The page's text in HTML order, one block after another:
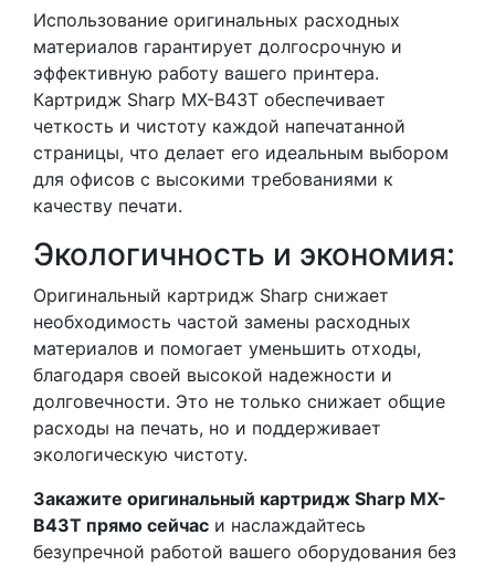
Использование оригинальных расходных
материалов гарантирует долгосрочную и
эффективную работу вашего принтера.
Картридж Sharp MX-B43T обеспечивает
четкость и чистоту каждой напечатанной
страницы, что делает его идеальным выбором
для офисов с высокими требованиями к
качеству печати.
Экологичность и экономия:
Оригинальный картридж Sharp снижает
необходимость частой замены расходных
материалов и помогает уменьшить отходы,
благодаря своей высокой надежности и
долговечности. Это не только снижает общие
расходы на печать, но и поддерживает
экологическую чистоту.
Закажите оригинальный картридж Sharp MX-
B43T прямо сейчас и наслаждайтесь
безупречной работой вашего оборудования без